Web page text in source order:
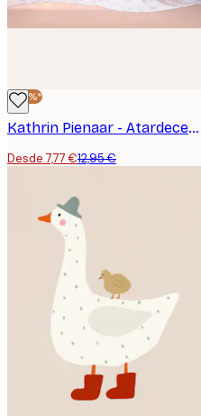
-40%*
Kathrin Pienaar - Atardecer Nublado Póster
Desde 7,77 €12,95 €